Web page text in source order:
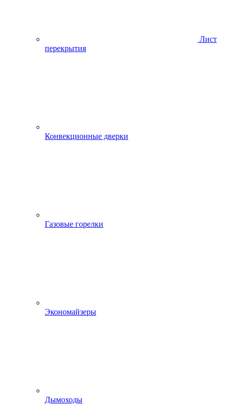
Лист
перекрытия
Конвекционные дверки
Газовые горелки
Экономайзеры
Дымоходы